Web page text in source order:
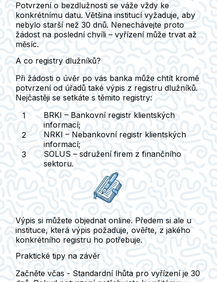
Potvrzení o bezdlužnosti se váže vždy ke
konkrétnímu datu. Většina institucí vyžaduje, aby
nebylo starší než 30 dnů. Nenechávejte proto
žádost na poslední chvíli – vyřízení může trvat až
měsíc.
A co registry dlužníků?
Při žádosti o úvěr po vás banka může chtít kromě
potvrzení od úřadů také výpis z registru dlužníků.
Nejčastěji se setkáte s těmito registry:
BRKI – Bankovní registr klientských
informací;
NRKI – Nebankovní registr klientských
informací;
SOLUS – sdružení firem z finančního
sektoru.
Výpis si můžete objednat online. Předem si ale u
instituce, která výpis požaduje, ověřte, z jakého
konkrétního registru ho potřebuje.
Praktické tipy na závěr
Začněte včas - Standardní lhůta pro vyřízení je 30